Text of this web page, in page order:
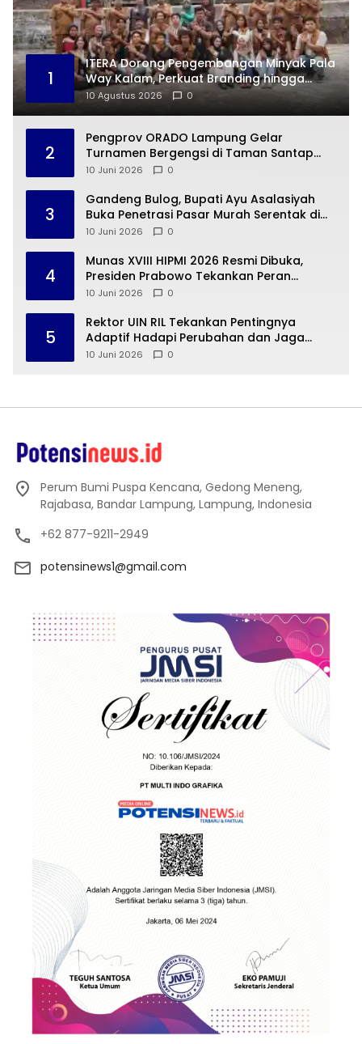
1
ITERA Dorong Pengembangan Minyak Pala
Way Kalam, Perkuat Branding hingga
Digital Marketing
10 Agustus 2026 0
2
Pengprov ORADO Lampung Gelar
Turnamen Bergengsi di Taman Santap
Rumah Kayu
10 Juni 2026 0
3
Gandeng Bulog, Bupati Ayu Asalasiyah
Buka Penetrasi Pasar Murah Serentak di
Way Kanan
10 Juni 2026 0
4
Munas XVIII HIPMI 2026 Resmi Dibuka,
Presiden Prabowo Tekankan Peran
Strategis Pengusaha Muda
10 Juni 2026 0
5
Rektor UIN RIL Tekankan Pentingnya
Adaptif Hadapi Perubahan dan Jaga
Mutu Pendidikan Tinggi
10 Juni 2026 0
Perum Bumi Puspa Kencana, Gedong Meneng,
Rajabasa, Bandar Lampung, Lampung, Indonesia
+62 877-9211-2949
potensinews1@gmail.com